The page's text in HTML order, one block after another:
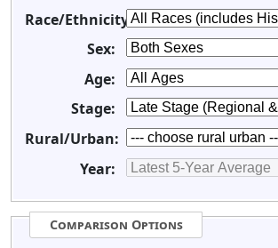
Race/Ethnicity:
Sex:
Age:
Stage:
Rural/Urban:
Year:
Comparison Options